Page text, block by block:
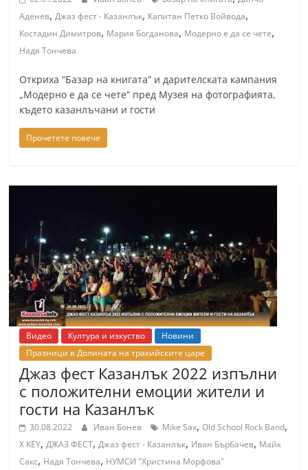
k
-
.
i
n
f
,
l
l
e
r
y
-
k
a
z
a
n
Аденев,Джаз фест - Казанлък, Капитан Петко Войвода,
Костадин Димитров, Мария Богданова, Модерно е да се чете,
Надя Тончева
Откриха “Базар на книгата” и дарителската кампания
„Модерно е да се чете” пред Музея на фотографията,
където казанлъчани и гости
Прочетете повече
Видео Култура и изкуство
Новини
Празници в Долината на тракийските царе
Джаз фест Казанлък 2022 изпълни
с положителни емоции жители и
гости на Казанлък
30.08.2022 Иван Бонев Mike Sax,Old School Rock Band,
X KEY,ДЖАЗ ФЕСТ,Джаз фест - Казанлък, Иван Бърбачев, Майк
Сакс, Надя Тончева, НУМСИ "Христина Морфова"